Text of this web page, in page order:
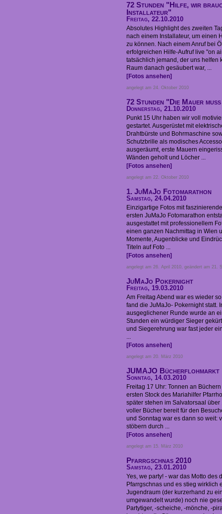
72 Stunden "Hilfe, wir
Installateur"
Freitag, 22.10.2010
Absolutes Highlight des zweiten
nach einem Installateur, um einen
zu können. Nach einem Anruf bei
erfolgreichen Hilfe-Aufruf live "on
tatsächlich jemand, der uns helfen
Raum danach gesäubert war, ...
[Fotos ansehen]
angelegt am 24. Oktober 2010
72 Stunden "Die Mauer
Donnerstag, 21.10.2010
Punkt 15 Uhr haben wir voll
gestartet. Ausgerüstet mit
Drahtbürste und Bohrmaschine
Schutzbrille als modisches
ausgeräumt, erste Mauern
Wänden geholt und Löcher ...
[Fotos ansehen]
angelegt am 22. Oktober 2010
1. JuMaJo Fotomarathon
Samstag, 24.04.2010
Einzigartige Fotos mit
ersten JuMaJo Fotomarathon
ausgestattet mit professionellem
einen ganzen Nachmittag in Wien
Momente, Augenblicke und
Titeln auf Foto ...
[Fotos ansehen]
angelegt am 26. April 2010, geändert am 21.
JuMaJo Pokernight
Freitag, 19.03.2010
Am Freitag Abend war es wieder
fand die JuMaJo- Pokernight statt.
ausgeglichener Runde wurde an
Stunden ein würdiger Sieger
und Siegerehrung war fast jeder
...
[Fotos ansehen]
angelegt am 20. März 2010
JUMAJO Bücherflohmarkt
Sonntag, 14.03.2010
Freitag 17 Uhr: Tonnen an
ersten Stock des Mariahilfer
später stehen im Salvatorsaal
voller Bücher bereit für den
und Sonntag war es dann so weit:
stöbern durch ...
[Fotos ansehen]
angelegt am 15. März 2010
Pfarrgschnas 2010
Samstag, 23.01.2010
Yes, we party! - war das Motto des
Pfarrgschnas und es stieg wirklich
Jugendraum (der kurzerhand zu
umgewandelt wurde) noch nie
Partytiger, -scheiche, -mönche, -